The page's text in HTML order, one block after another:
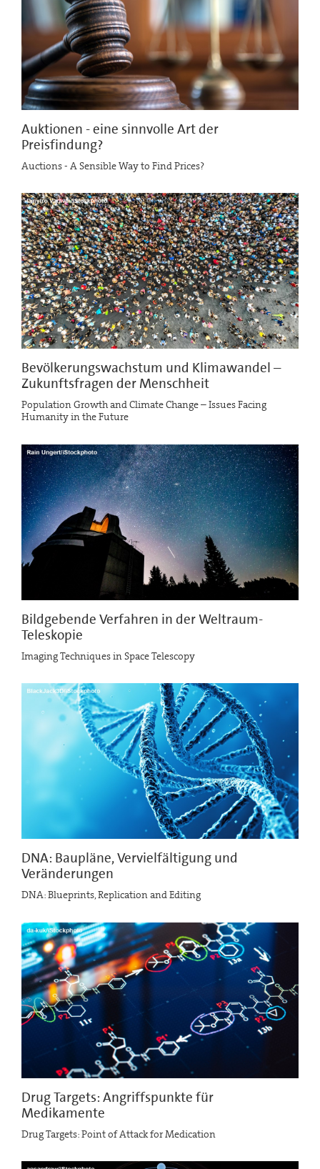
Auktionen - eine sinnvolle Art der
Preisfindung?
Auctions - A Sensible Way to Find Prices?
Bevölkerungswachstum und Klimawandel –
Zukunftsfragen der Menschheit
Population Growth and Climate Change – Issues Facing
Humanity in the Future
Bildgebende Verfahren in der Weltraum-
Teleskopie
Imaging Techniques in Space Telescopy
DNA: Baupläne, Vervielfältigung und
Veränderungen
DNA: Blueprints, Replication and Editing
Drug Targets: Angriffspunkte für
Medikamente
Drug Targets: Point of Attack for Medication